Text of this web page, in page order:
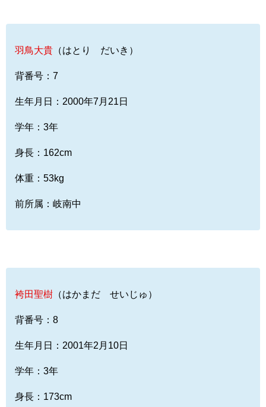
羽鳥大貴 （はとり だいき）
背番号：7
生年月日：2000年7月21日
学年：3年
身長：162cm
体重：53kg
前所属：岐南中
袴田聖樹 （はかまだ せいじゅ）
背番号：8
生年月日：2001年2月10日
学年：3年
身長：173cm